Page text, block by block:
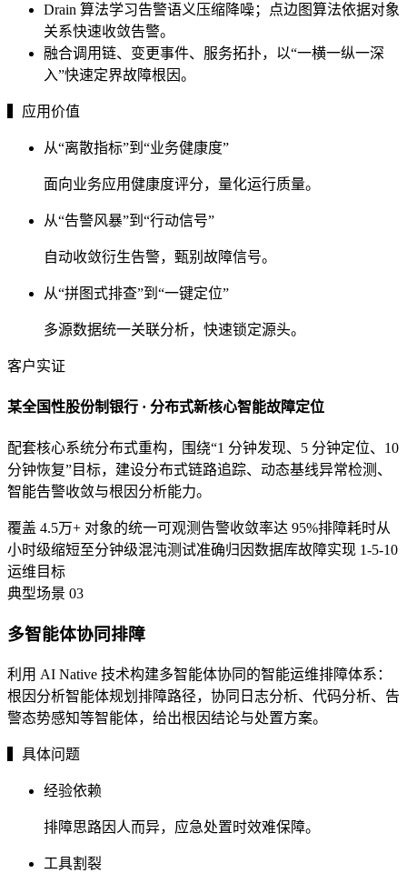
Drain 算法学习告警语义压缩降噪；点边图算法依据对象
关系快速收敛告警。
融合调用链、变更事件、服务拓扑，以“一横一纵一深
入”快速定界故障根因。
▍应用价值
从“离散指标”到“业务健康度”
面向业务应用健康度评分，量化运行质量。
从“告警风暴”到“行动信号”
自动收敛衍生告警，甄别故障信号。
从“拼图式排查”到“一键定位”
多源数据统一关联分析，快速锁定源头。
客户实证
某全国性股份制银行 · 分布式新核心智能故障定位
配套核心系统分布式重构，围绕“1 分钟发现、5 分钟定位、10
分钟恢复”目标，建设分布式链路追踪、动态基线异常检测、
智能告警收敛与根因分析能力。
覆盖 4.5万+ 对象的统一可观测 告警收敛率达 95%排障耗时从
小时级缩短至分钟级混沌测试准确归因数据库故障实现 1-5-10
运维目标
典型场景 03
多智能体协同排障
利用 AI Native 技术构建多智能体协同的智能运维排障体系：
根因分析智能体规划排障路径，协同日志分析、代码分析、告
警态势感知等智能体，给出根因结论与处置方案。
▍具体问题
经验依赖
排障思路因人而异，应急处置时效难保障。
工具割裂